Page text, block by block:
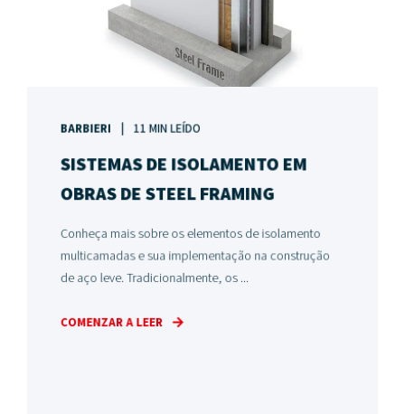
BARBIERI 11 MIN LEÍDO
SISTEMAS DE ISOLAMENTO EM
OBRAS DE STEEL FRAMING
Conheça mais sobre os elementos de isolamento
multicamadas e sua implementação na construção
de aço leve. Tradicionalmente, os ...
COMENZAR A LEER